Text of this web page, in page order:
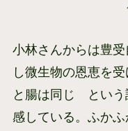
小林さんからは豊
し微生物の恩恵を
と腸は同じ という
感している。ふか